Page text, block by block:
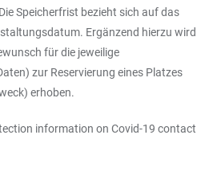
Speicherfrist bezieht sich auf das
Ergänzend hierzu wird
für die jeweilige
zur Reservierung eines Platzes
erhoben.
information on Covid-19 contact